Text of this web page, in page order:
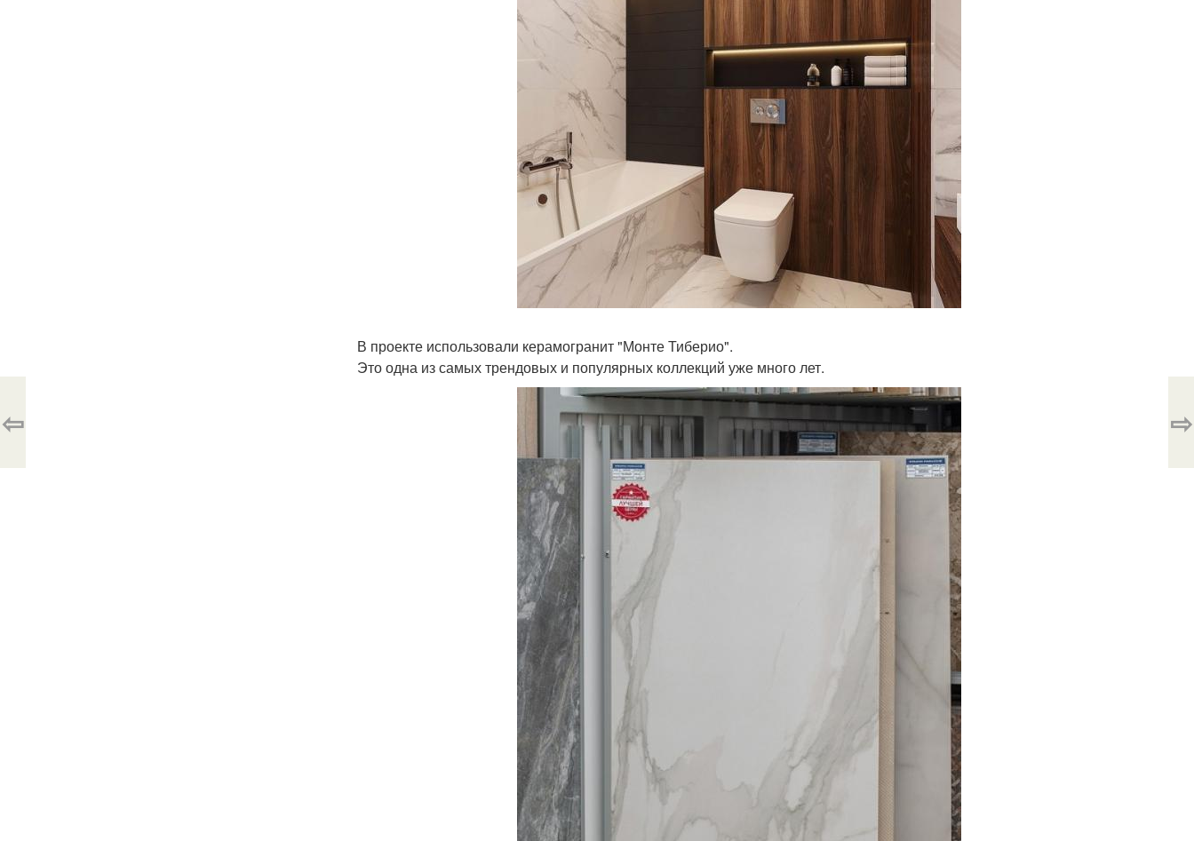
В проекте использовали керамогранит "Монте Тиберио".
Это одна из самых трендовых и популярных коллекций уже много лет.
⇦ ⇨